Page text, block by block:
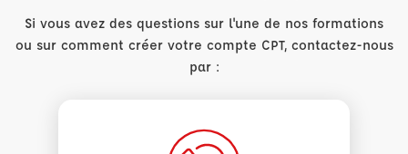
Si vous avez des questions sur l'une de nos formations
ou sur comment créer votre compte CPT, contactez-nous
par :